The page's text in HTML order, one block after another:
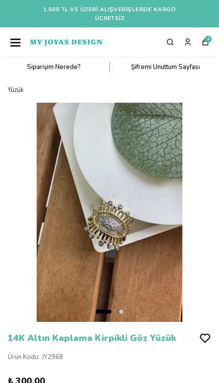
1.500 TL VE ÜZERI ALIŞVERIŞLERDE KARGO
ÜCRETSİZ
0
Siparişim Nerede? Şifremi Unuttum Sayfası
Yüzük
14K Altın Kaplama Kirpikli Göz Yüzük
Ürün Kodu: JY2968